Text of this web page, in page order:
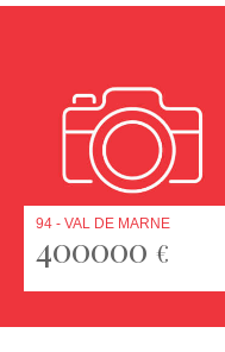
94 - VAL DE MARNE
400000€